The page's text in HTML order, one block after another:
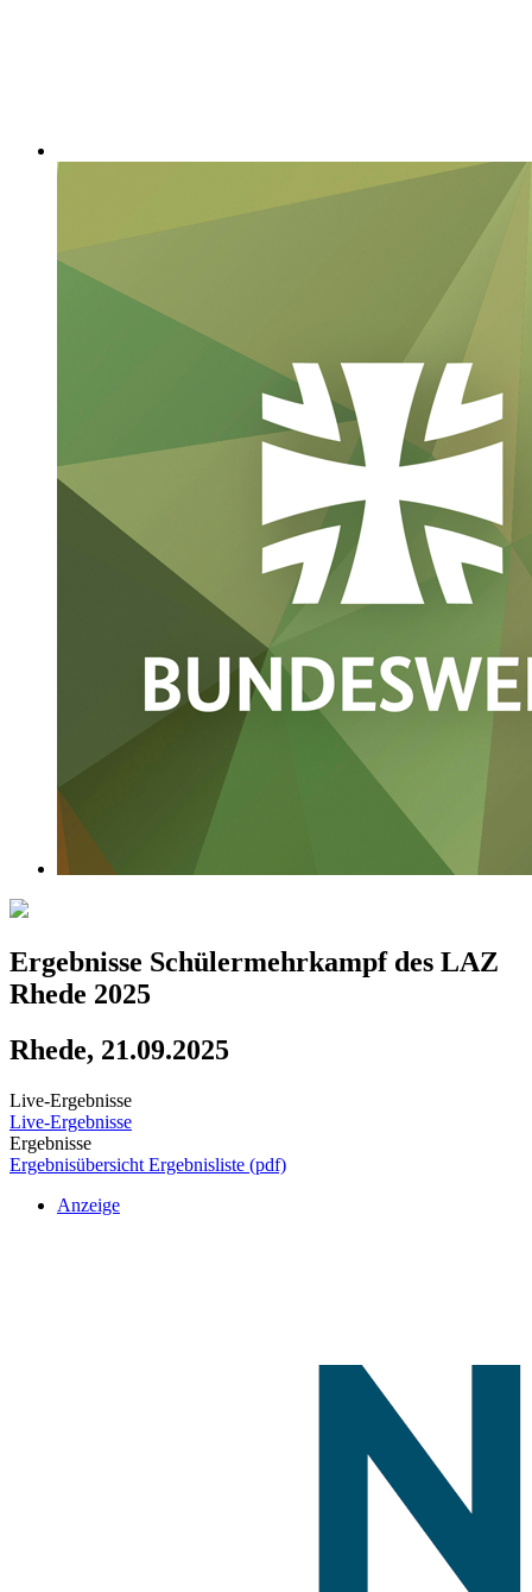
Ergebnisse Schülermehrkampf des LAZ
Rhede 2025
Rhede, 21.09.2025
Live-Ergebnisse
Live-Ergebnisse
Ergebnisse
Ergebnisübersicht Ergebnisliste (pdf)
Anzeige